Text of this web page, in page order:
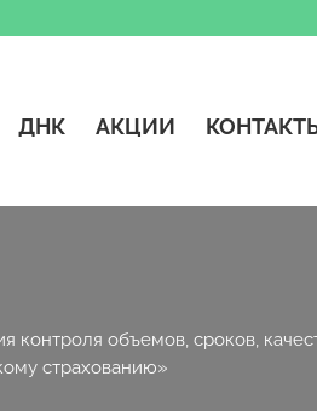
ДНК АКЦИИ
объемов, сроков,
страхованию»